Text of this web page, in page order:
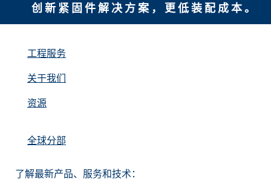
创新紧固件解决方案，更低装配成本。
工程服务
关于我们
资源
全球分部
了解最新产品、服务和技术：